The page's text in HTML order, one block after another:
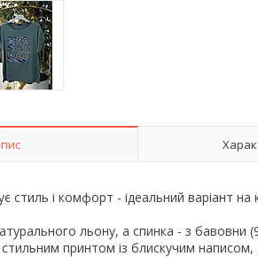
стиль і комфорт - ідеальний варіант
льону, а спинка - з бавовни
принтом із блискучим написом,